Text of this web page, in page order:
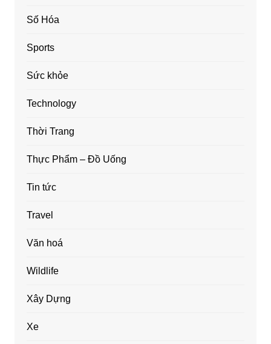
Số Hóa
Sports
Sức khỏe
Technology
Thời Trang
Thực Phẩm – Đồ Uống
Tin tức
Travel
Văn hoá
Wildlife
Xây Dựng
Xe